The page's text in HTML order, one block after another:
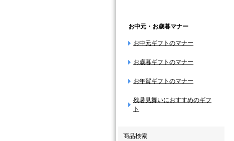
お中元・お歳暮マナー
お中元ギフトのマナー
お歳暮ギフトのマナー
お年賀ギフトのマナー
残暑見舞いにおすすめのギフ
ト
商品検索